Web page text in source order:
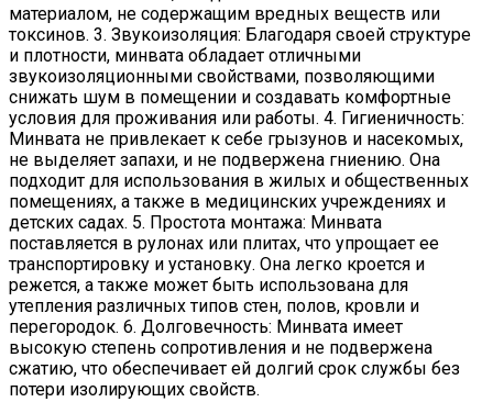
материалом, не содержащим вредных веществ или
токсинов. 3. Звукоизоляция: Благодаря своей структуре
и плотности, минвата обладает отличными
звукоизоляционными свойствами, позволяющими
снижать шум в помещении и создавать комфортные
условия для проживания или работы. 4. Гигиеничность:
Минвата не привлекает к себе грызунов и насекомых,
не выделяет запахи, и не подвержена гниению. Она
подходит для использования в жилых и общественных
помещениях, а также в медицинских учреждениях и
детских садах. 5. Простота монтажа: Минвата
поставляется в рулонах или плитах, что упрощает ее
транспортировку и установку. Она легко кроется и
режется, а также может быть использована для
утепления различных типов стен, полов, кровли и
перегородок. 6. Долговечность: Минвата имеет
высокую степень сопротивления и не подвержена
сжатию, что обеспечивает ей долгий срок службы без
потери изолирующих свойств.